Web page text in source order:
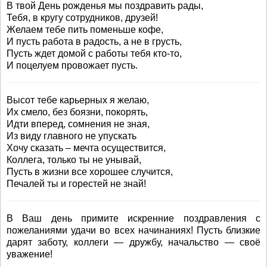
В твой День рожденья мы поздравить рады,
Тебя, в кругу сотрудников, друзей!
Желаем тебе пить поменьше кофе,
И пусть работа в радость, а не в грусть,
Пусть ждет домой с работы тебя кто-то,
И поцелуем провожает пусть.
Высот тебе карьерных я желаю,
Их смело, без боязни, покорять,
Идти вперед, сомнения не зная,
Из виду главного не упускать
Хочу сказать – мечта осуществится,
Коллега, только ты не унывай,
Пусть в жизни все хорошее случится,
Печалей ты и горестей не знай!
В Ваш день примите искренние поздравления с
пожеланиями удачи во всех начинаниях! Пусть близкие
дарят заботу, коллеги — дружбу, начальство — своё
уважение!